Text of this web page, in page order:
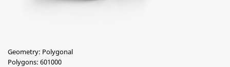
Geometry: Polygonal
Polygons: 601000